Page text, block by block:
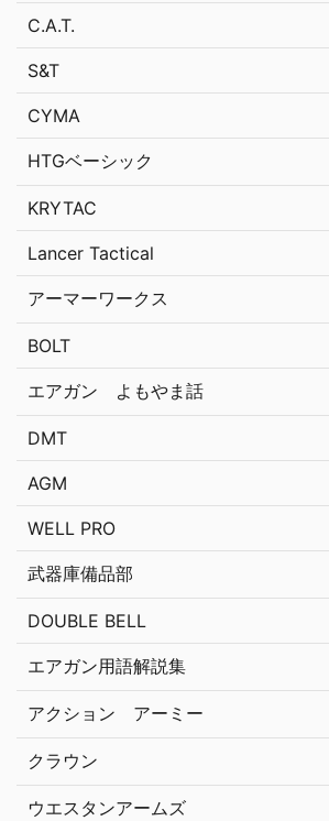
C.A.T.
S&T
CYMA
HTGベーシック
KRYTAC
Lancer Tactical
アーマーワークス
BOLT
エアガン よもやま話
DMT
AGM
WELL PRO
武器庫備品部
DOUBLE BELL
エアガン用語解説集
アクション アーミー
クラウン
ウエスタンアームズ